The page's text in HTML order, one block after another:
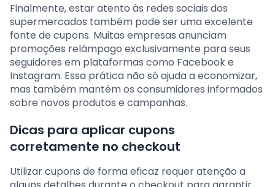
Finalmente, estar atento às redes sociais dos
supermercados também pode ser uma excelente
fonte de cupons. Muitas empresas anunciam
promoções relâmpago exclusivamente para seus
seguidores em plataformas como Facebook e
Instagram. Essa prática não só ajuda a economizar,
mas também mantém os consumidores informados
sobre novos produtos e campanhas.
Dicas para aplicar cupons
corretamente no checkout
Utilizar cupons de forma eficaz requer atenção a